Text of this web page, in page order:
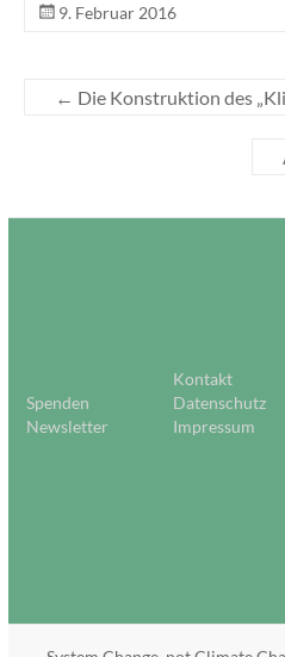
9. Februar 2016
← Die Konstruktion des
Kontakt
Spenden
Datenschutz
Newsletter
Impressum